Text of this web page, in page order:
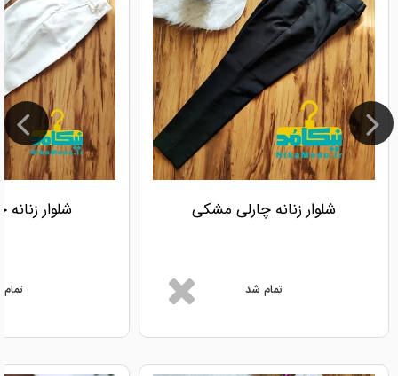
شلوار زنانه چارلی مشکی
تمام شد
شلوار